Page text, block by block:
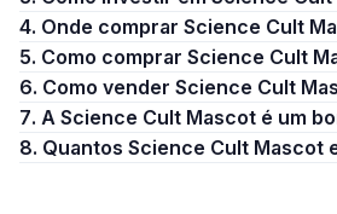
4. Onde comprar Science Cult
5. Como comprar Science Cult
6. Como vender Science Cult
7. A Science Cult Mascot é um
8. Quantos Science Cult Mascot